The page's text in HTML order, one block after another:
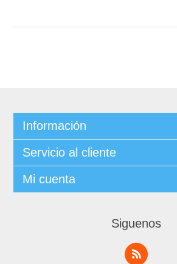
Información
Servicio al cliente
Mi cuenta
Siguenos